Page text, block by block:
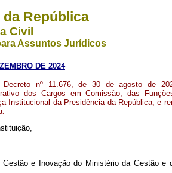
República
Civil
Assuntos Jurídicos
DE 2024
Decreto nº 11.676, de 30 de agosto de
dos Cargos em Comissão, das
Institucional da Presidência da República, e
.
e Inovação do Ministério da Gestão